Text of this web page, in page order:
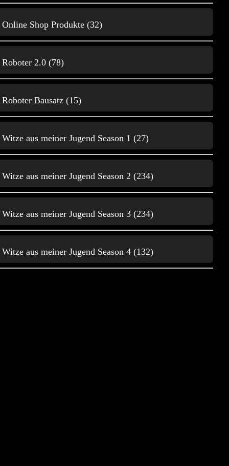
Online Shop Produkte (32)
Roboter 2.0 (78)
Roboter Bausatz (15)
Witze aus meiner Jugend Season 1 (27)
Witze aus meiner Jugend Season 2 (234)
Witze aus meiner Jugend Season 3 (234)
Witze aus meiner Jugend Season 4 (132)
Blender 3D Animationen
C
Comics
E